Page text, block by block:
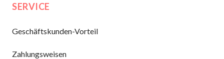
SERVICE
Geschäftskunden-Vorteil
Zahlungsweisen